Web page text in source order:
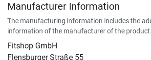
Manufacturer Information
The manufacturing information includes the
information of the manufacturer of the product.
Fitshop GmbH
Flensburger Straße 55